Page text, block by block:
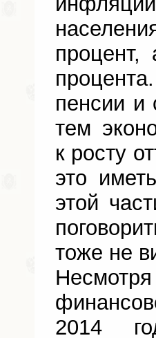
пенсии и
тем
к росту
это
этой
тоже не
2014